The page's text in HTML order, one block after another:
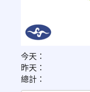
link
to
https://
今天：
昨天：
總計：